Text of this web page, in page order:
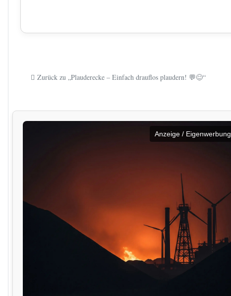
Zurück zu „Plauderecke – Einfach drauflos plaudern! 💬😊“
Anzeige / Eigenwerbung